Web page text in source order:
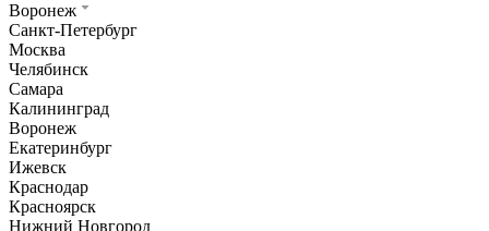
Воронеж
Санкт-Петербург
Москва
Челябинск
Самара
Калининград
Воронеж
Екатеринбург
Ижевск
Краснодар
Красноярск
Нижний Новгород